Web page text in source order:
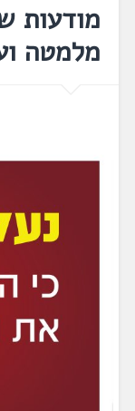
מודעות
מלמטה